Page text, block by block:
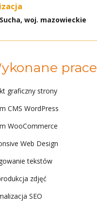
woj. mazowieckie
prace
graficzny strony
CMS WordPress
WooCommerce
Web Design
tekstów
zdjęć
SEO